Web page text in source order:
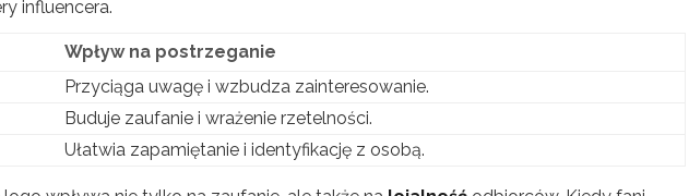
influencera.
Wpływ na postrzeganie
Przyciąga uwagę i wzbudza zainteresowanie.
Buduje zaufanie i wrażenie rzetelności.
Ułatwia zapamiętanie i identyfikację z osobą.